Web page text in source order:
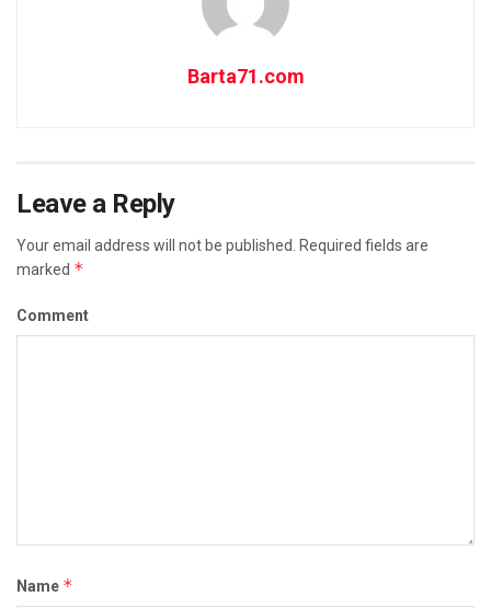
Barta71.com
Leave a Reply
Your email address will not be published. Required fields are
marked *
Comment
Name *